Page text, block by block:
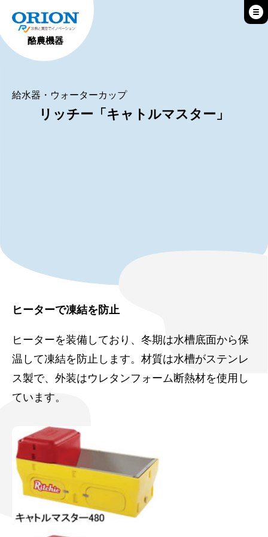
酪農機器
給水器・ウォーターカップ
リッチー「キャトルマスター」
ヒーターで凍結を防止
ヒーターを装備しており、冬期は水槽底面から保
温して凍結を防止します。材質は水槽がステンレ
ス製で、外装はウレタンフォーム断熱材を使用し
ています。